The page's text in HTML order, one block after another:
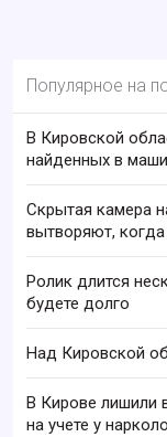
Популярное на
В Кировской
найденных в
Скрытая камера
вытворяют, когда
Ролик длится
будете долго
Над Кировской
В Кирове лишили
на учете у